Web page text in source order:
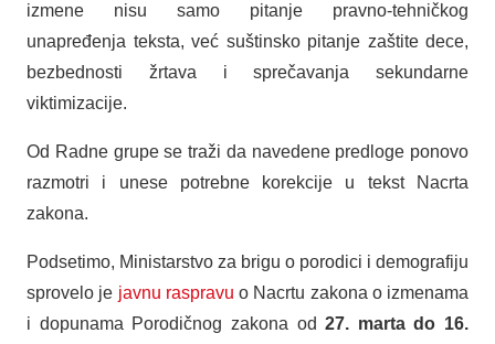
izmene nisu samo pitanje pravno-tehničkog
unapređenja teksta, već suštinsko pitanje zaštite dece,
bezbednosti žrtava i sprečavanja sekundarne
viktimizacije.
Od Radne grupe se traži da navedene predloge ponovo
razmotri i unese potrebne korekcije u tekst Nacrta
zakona.
Podsetimo, Ministarstvo za brigu o porodici i demografiju
sprovelo je javnu raspravu o Nacrtu zakona o izmenama
i dopunama Porodičnog zakona od27. marta do 16.